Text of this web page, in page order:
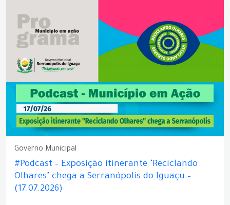
Governo Municipal
#Podcast – Exposição itinerante "Reciclando
Olhares" chega a Serranópolis do Iguaçu –
(17.07.2026)